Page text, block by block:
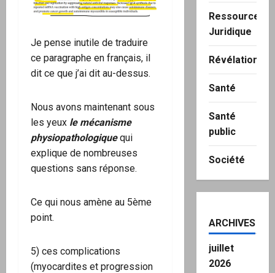
Je pense inutile de traduire
ce paragraphe en français, il
dit ce que j’ai dit au-dessus.
Nous avons maintenant sous
les yeux le mécanisme
physiopathologiquequi
explique de nombreuses
questions sans réponse.
Ce qui nous amène au 5ème
point.
5) ces complications
(myocardites et progression
Ressource
Juridique
Révélation
Santé
Santé
public
Société
ARCHIVES
juillet
2026